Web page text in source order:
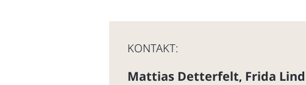
KONTAKT:
Mattias Detterfelt, Frida